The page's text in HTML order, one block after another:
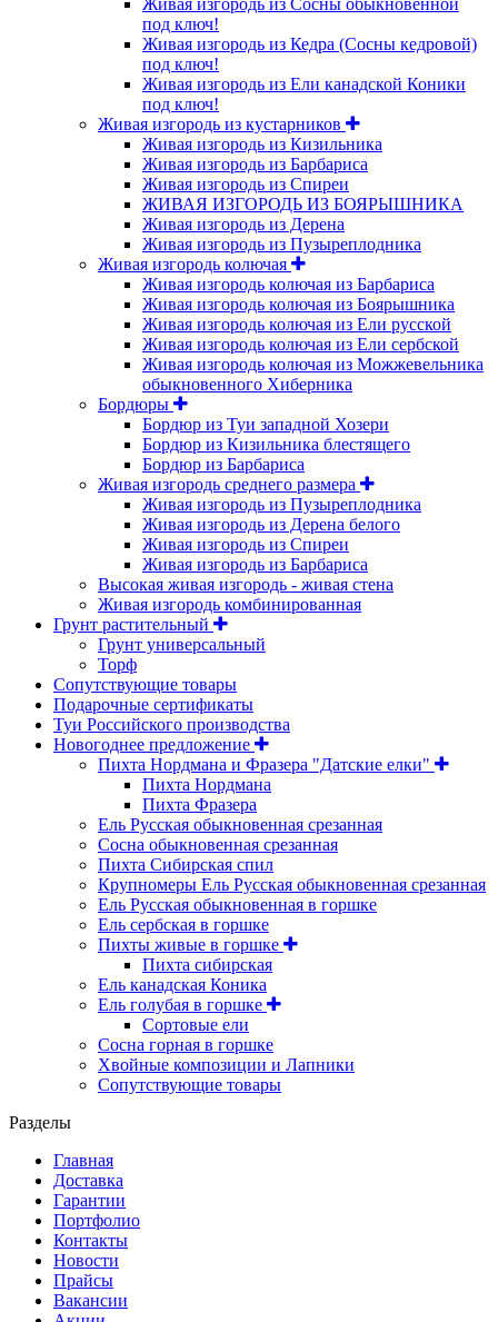
Живая изгородь из Сосны обыкновенной
под ключ!
Живая изгородь из Кедра (Сосны кедровой)
под ключ!
Живая изгородь из Ели канадской Коники
под ключ!
Живая изгородь из кустарников
Живая изгородь из Кизильника
Живая изгородь из Барбариса
Живая изгородь из Спиреи
ЖИВАЯ ИЗГОРОДЬ ИЗ БОЯРЫШНИКА
Живая изгородь из Дерена
Живая изгородь из Пузыреплодника
Живая изгородь колючая
Живая изгородь колючая из Барбариса
Живая изгородь колючая из Боярышника
Живая изгородь колючая из Ели русской
Живая изгородь колючая из Ели сербской
Живая изгородь колючая из Можжевельника
обыкновенного Хиберника
Бордюры
Бордюр из Туи западной Хозери
Бордюр из Кизильника блестящего
Бордюр из Барбариса
Живая изгородь среднего размера
Живая изгородь из Пузыреплодника
Живая изгородь из Дерена белого
Живая изгородь из Спиреи
Живая изгородь из Барбариса
Высокая живая изгородь - живая стена
Живая изгородь комбинированная
Грунт растительный
Грунт универсальный
Торф
Сопутствующие товары
Подарочные сертификаты
Туи Российского производства
Новогоднее предложение
Пихта Нордмана и Фразера "Датские елки"
Пихта Нордмана
Пихта Фразера
Ель Русская обыкновенная срезанная
Сосна обыкновенная срезанная
Пихта Сибирская спил
Крупномеры Ель Русская обыкновенная срезанная
Ель Русская обыкновенная в горшке
Ель сербская в горшке
Пихты живые в горшке
Пихта сибирская
Ель канадская Коника
Ель голубая в горшке
Сортовые ели
Сосна горная в горшке
Хвойные композиции и Лапники
Сопутствующие товары
Разделы
Главная
Доставка
Гарантии
Портфолио
Контакты
Новости
Прайсы
Вакансии